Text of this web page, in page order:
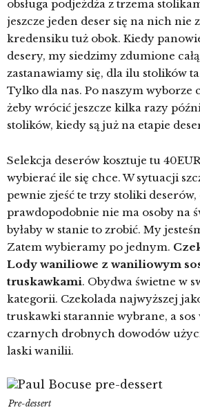
obsługa podjeżdża z trzema
jeszcze jeden deser się na nich nie
kredensiku tuż obok. Kiedy
desery, my siedzimy zdumione
zastanawiamy się, dla ilu stolików
Tylko dla nas. Po naszym wyborze
żeby wrócić jeszcze kilka razy
stolików, kiedy są już na etapie
Selekcja deserów kosztuje tu
wybierać ile się chce. W sytuacji
pewnie zjeść te trzy stoliki
prawdopodobnie nie ma osoby na
byłaby w stanie to zrobić. My
Zatem wybieramy po jednym.
Lody waniliowe z waniliowym
truskawkami. Obydwa świetne w
kategorii. Czekolada najwyższej
truskawki starannie wybrane, a
czarnych drobnych dowodów
laski wanilii.
Pre-dessert